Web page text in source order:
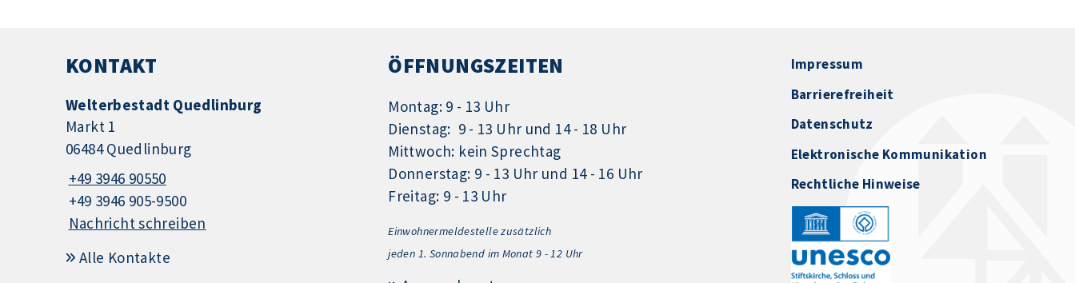
KONTAKT
Welterbestadt Quedlinburg
Markt 1
06484 Quedlinburg
+49 3946 90550
+49 3946 905-9500
Nachricht schreiben
Alle Kontakte
ÖFFNUNGSZEITEN
Montag: 9 - 13 Uhr
Dienstag: 9 - 13 Uhr und 14 - 18 Uhr
Mittwoch: kein Sprechtag
Donnerstag: 9 - 13 Uhr und 14 - 16 Uhr
Freitag: 9 - 13 Uhr
Einwohnermeldestelle zusätzlich
jeden 1. Sonnabend im Monat 9 - 12 Uhr
Impressum
Barrierefreiheit
Datenschutz
Elektronische Kommunikation
Rechtliche Hinweise